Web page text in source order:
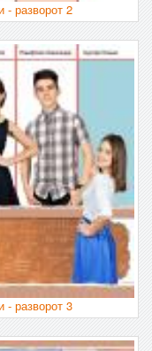
- разворот 2
- разворот 3